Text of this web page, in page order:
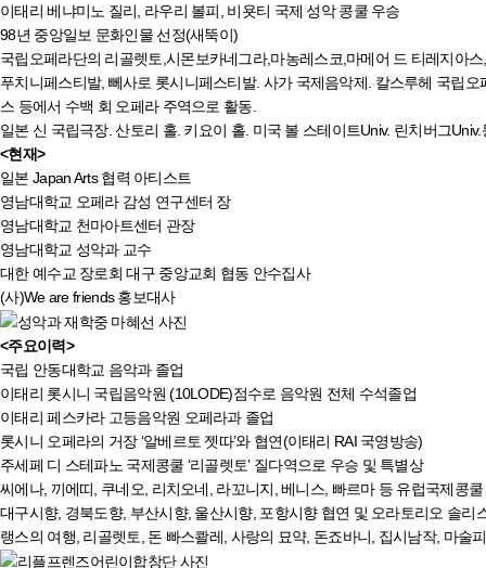
이태리 베냐미노 질리, 라우리 볼피, 비욧티 국제 성악 콩쿨 우승
98년 중앙일보 문화인물 선정(새뚝이)
국립오페라단의 리골렛토,시몬보카네그라,마농레스코,마메어 드 티레지아
푸치니페스티발, 뻬사로 롯시니페스티발. 사가 국제음악제. 칼스루헤 국립
스 등에서 수백 회 오페라 주역으로 활동.
일본 신 국립극장. 산토리 홀. 키요이 홀. 미국 볼 스테이트Univ. 린치버그
<현재>
일본 Japan Arts 협력 아티스트
영남대학교 오페라 감성 연구센터 장
영남대학교 천마아트센터 관장
영남대학교 성악과 교수
대한 예수교 장로회 대구 중앙교회 협동 안수집사
(사)We are friends 홍보대사
<주요이력>
국립 안동대학교 음악과 졸업
이태리 롯시니 국립음악원 (10LODE)점수로 음악원 전체 수석졸업
이태리 페스카라 고등음악원 오페라과 졸업
롯시니 오페라의 거장 ‘알베르토 젯따’와 협연(이태리 RAI 국영방송)
주세페 디 스테파노 국제콩쿨 ‘리골렛토’ 질다역으로 우승 및 특별상
씨에나, 끼에띠, 쿠네오, 리치오네, 라꼬니지, 베니스, 빠르마 등 유럽국제콩
대구시향, 경북도향, 부산시향, 울산시향, 포항시향 협연 및 오라토리오 솔리
랭스의 여행, 리골렛토, 돈 빠스콸레, 사랑의 묘약, 돈죠바니, 집시남작, 마